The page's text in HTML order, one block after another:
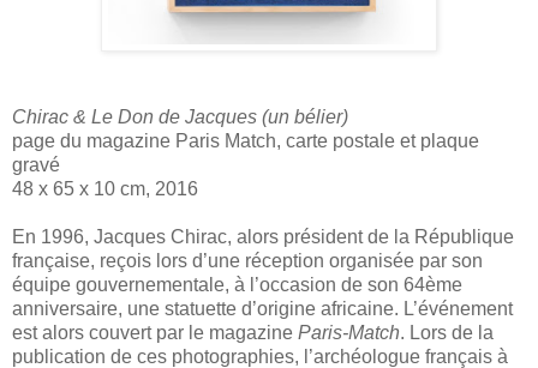
Chirac & Le Don de Jacques (un bélier)
page du magazine Paris Match, carte postale et plaque
gravé
48 x 65 x 10 cm, 2016
En 1996, Jacques Chirac, alors président de la République
française, reçois lors d’une réception organisée par son
équipe gouvernementale, à l’occasion de son 64ème
anniversaire, une statuette d’origine africaine. L’événement
est alors couvert par le magazine Paris-Match. Lors de la
publication de ces photographies, l’archéologue français à